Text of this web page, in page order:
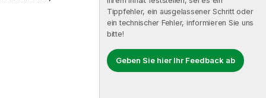
Tippfehler, ein ausgelassener Schritt oder
ein technischer Fehler, informieren Sie uns
bitte!
Geben Sie hier Ihr Feedback ab